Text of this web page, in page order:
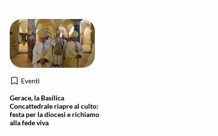
Eventi
Gerace, la Basilica
Concattedrale riapre al culto:
festa per la diocesi e richiamo
alla fede viva